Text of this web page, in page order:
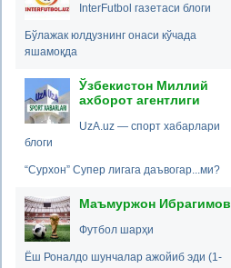
InterFutbol газетаси блоги
Бўлажак юлдузнинг онаси кўчада
яшамоқда
Ўзбекистон Миллий
ахборот агентлиги
UzA.uz — спорт хабарлари
блоги
“Сурхон” Супер лигага даъвогар...ми?
Маъмуржон Ибрагимов
Футбол шарҳи
Ёш Роналдо шунчалар ажойиб эди (1-